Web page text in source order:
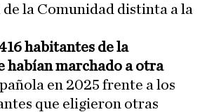
la Comunidad distinta a la
habitantes de la
habían marchado a otra
en 2025 frente a los
que eligieron otras